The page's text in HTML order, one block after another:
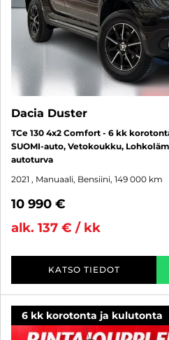
Dacia Duster
TCe 130 4x2 Comfort - 6 kk
SUOMI-auto, Vetokoukku,
autoturva
2021 , Manuaali, Bensiini, 149 000 km
10 990 €
alk. 137 € / kk
KATSO TIEDOT
6 kk korotonta ja kulutonta